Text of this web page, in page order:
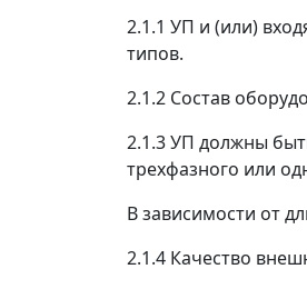
2.1.1 УП и (или)
типов.
2.1.2 Состав
2.1.3 УП должны
трехфазного или
В зависимости от
2.1.4 Качество